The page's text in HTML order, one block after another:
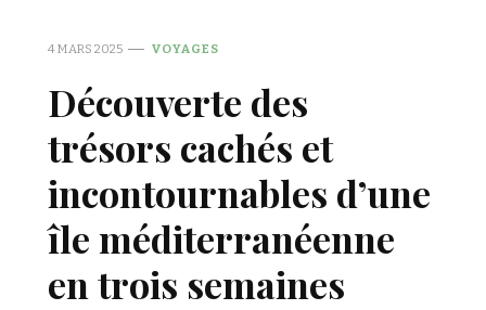
4 MARS 2025 VOYAGES
Découverte des
trésors cachés et
incontournables d’une
île méditerranéenne
en trois semaines